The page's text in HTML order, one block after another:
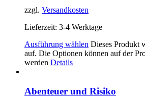
zzgl. Versandkosten
Lieferzeit: 3-4 Werktage
Ausführung wählen Dieses Produkt
auf. Die Optionen können auf der
werden Details
Abenteuer und Risiko